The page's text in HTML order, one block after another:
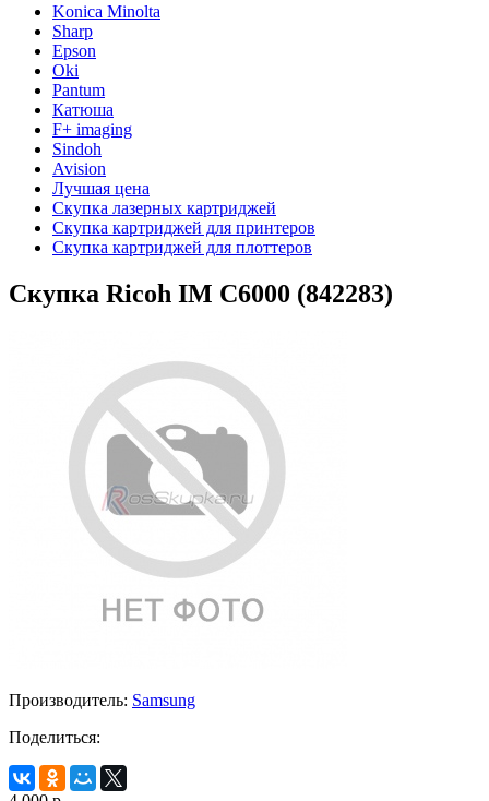
Konica Minolta
Sharp
Epson
Oki
Pantum
Катюша
F+ imaging
Sindoh
Avision
Лучшая цена
Скупка лазерных картриджей
Скупка картриджей для принтеров
Скупка картриджей для плоттеров
Скупка Ricoh IM C6000 (842283)
Производитель: Samsung
Поделиться: